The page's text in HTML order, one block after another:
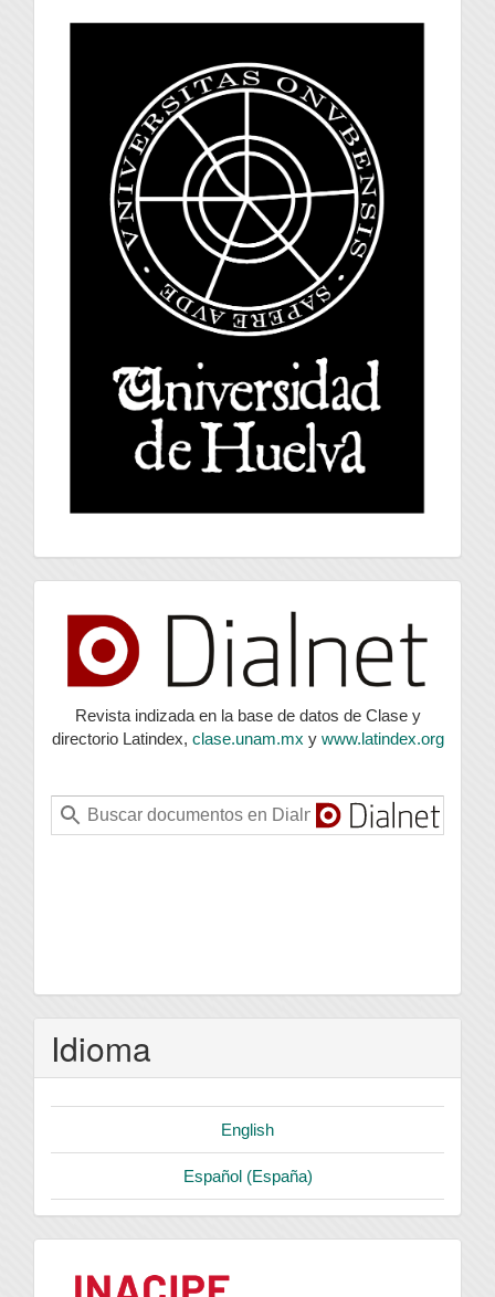
universidad
index
Revista indizada en la base de datos de Clase y
directorio Latindex, clase.unam.mx y www.latindex.org
Idioma
English
Español (España)
logo